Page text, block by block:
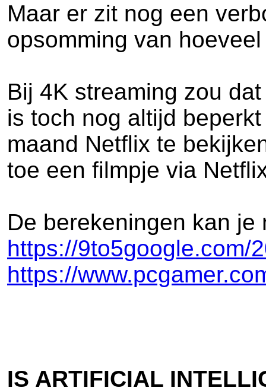
Maar er zit nog een
opsomming van
Bij 4K streaming zou
is toch nog altijd
maand Netflix te
toe een filmpje via
De berekeningen kan je
https://9to5google.com/
https://
IS ARTIFICIAL